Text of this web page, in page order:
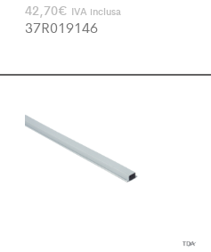
42,70€ IVA inclusa
37R019146